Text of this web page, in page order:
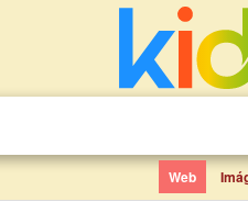
Web